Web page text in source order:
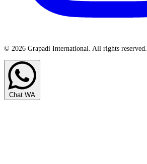
© 2026 Grapadi International. All rights reserved.
Chat WA